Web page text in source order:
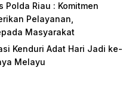
Polda Riau : Komitmen
Pelayanan,
Masyarakat
Kenduri Adat Hari Jadi ke-
Melayu